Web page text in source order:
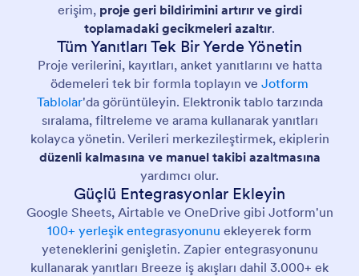
erişim, proje geri bildirimini artırır ve girdi
toplamadaki gecikmeleri azaltır.
Tüm Yanıtları Tek Bir Yerde Yönetin
Proje verilerini, kayıtları, anket yanıtlarını ve hatta
ödemeleri tek bir formla toplayın ve Jotform
Tablolar'da görüntüleyin. Elektronik tablo tarzında
sıralama, filtreleme ve arama kullanarak yanıtları
kolayca yönetin. Verileri merkezileştirmek, ekiplerin
düzenli kalmasına ve manuel takibi azaltmasına
yardımcı olur.
Güçlü Entegrasyonlar Ekleyin
Google Sheets, Airtable ve OneDrive gibi Jotform'un
100+ yerleşik entegrasyonunu ekleyerek form
yeteneklerini genişletin. Zapier entegrasyonunu
kullanarak yanıtları Breeze iş akışları dahil 3.000+ ek